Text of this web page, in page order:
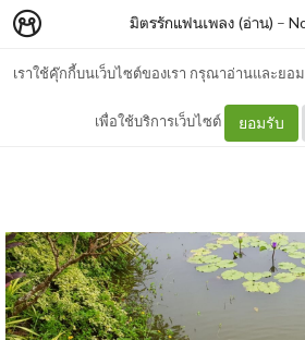
เราใช้คุ๊กกี้บนเว็บไซต์ของเรา กรุณาอ่านและยอ
เพื่อใช้บริการเว็บไซต์ ยอมรับ
มิตรรักแฟนเพลง (อ่าน) –
ความสุขอยู่รอ